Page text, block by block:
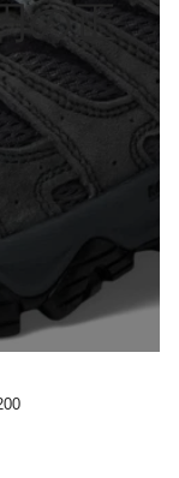
の正